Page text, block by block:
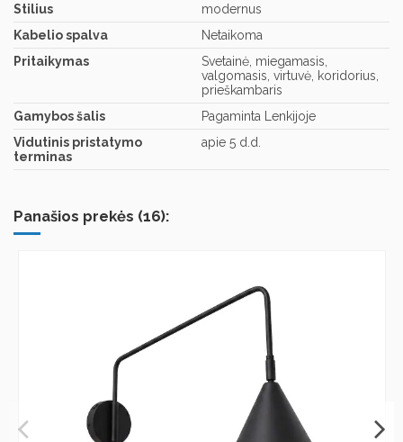
Stilius
modernus
Kabelio spalva
Netaikoma
Pritaikymas
Svetainė, miegamasis,
valgomasis, virtuvė, koridorius,
prieškambaris
Gamybos šalis
Pagaminta Lenkijoje
Vidutinis pristatymo
terminas
apie 5 d.d.
Panašios prekės (16):